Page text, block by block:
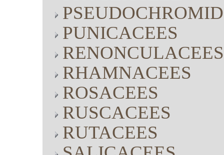
PUNICACEES
RENONCULACEES
RHAMNACEES
ROSACEES
RUSCACEES
RUTACEES